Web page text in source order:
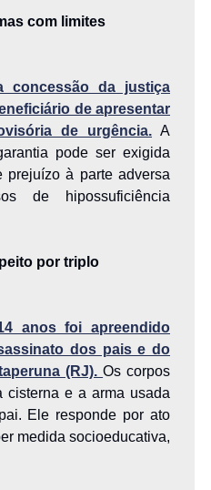
com limites
concessão da justiça
de apresentar
de urgência. A
pode ser exigida
prejuízo à parte adversa
de hipossuficiência
por triplo
anos foi apreendido
dos pais e do
(RJ).Os corpos
cisterna e a arma usada
Ele responde por ato
medida socioeducativa,